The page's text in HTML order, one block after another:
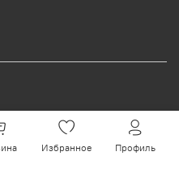
Избранное Профиль